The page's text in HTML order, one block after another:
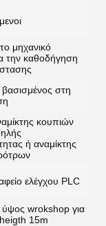
μηχανικό
την καθοδήγηση
στη
κουπιών
ή αναμίκτης
ελέγχου PLC
ύψος wrokshop για
15m